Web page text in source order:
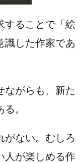
することで「絵
識した作家であ
がらも、新た
。
ない。むしろ
人が楽しめる作